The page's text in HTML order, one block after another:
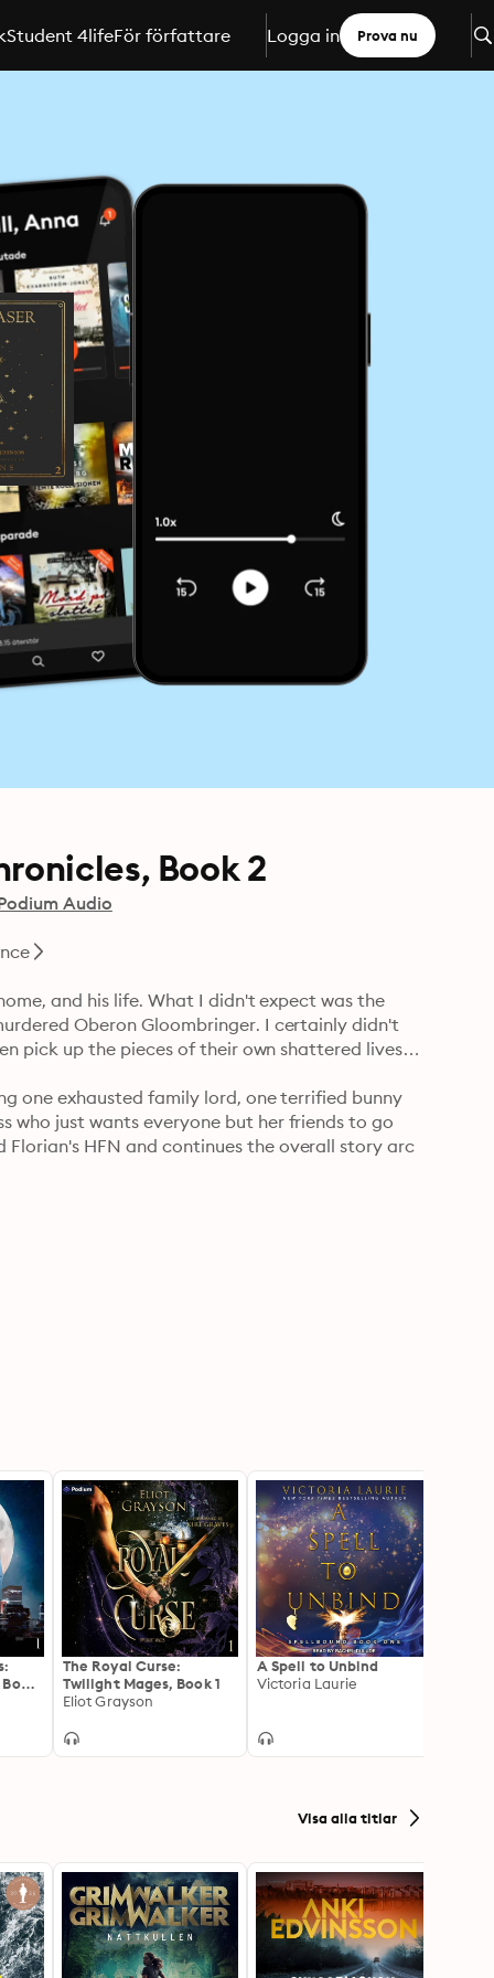
Student 4lifeFör författare Logga in Prova nu
Book 2
Audio
and his life. What I didn't expect was the
Oberon Gloombringer. I certainly didn't
pick up the pieces of their own shattered lives.
one exhausted family lord, one terrified bunny
who just wants everyone but her friends to go
HFN and continues the overall story arc
The Royal Curse:
Twilight Mages, Book 1
Eliot Grayson
A Spell to Unbind
Victoria Laurie
Visa alla titlar